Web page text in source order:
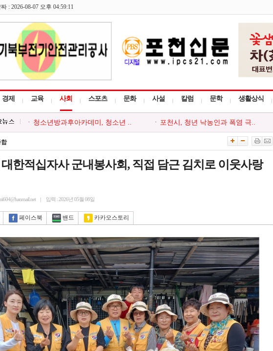
: 2026-08-07 오후 04:59:11
경제 교육 사회 스포츠 문화 사설 칼럼 문학 생활상식
청소년방과후아카데미, 청소년 ..
포천시, 청년 낙농인과 폭염 극..
한국외식업중앙회 포천시지부, ..
포천동 유관 단체, 지역 주민 위..
포천시종합사회복지관, 지역주민..
포천시, 경기청년 사다리 프로그..
포천시, 세대와 직급 잇는 청렴..
대한적십자 영북봉사회, 포천시 ..
‘아름드리’, 안전부터 나눔까..
한적십자사 군내봉사회, 직접 담근 김치로 이웃사랑
입력 : 2026년 05월 08일
페이스북 밴드 카카오스토리